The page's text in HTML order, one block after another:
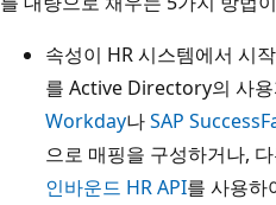
속성이 HR 시스템에서 시
를 Active Directory의 사
Workday나SAP
으로 매핑을 구성하거나,
인바운드 HR API를 사용하